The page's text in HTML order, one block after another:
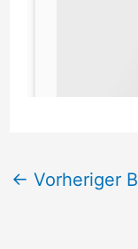
← Vorheriger